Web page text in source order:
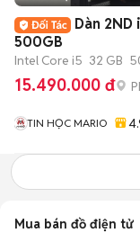
Dàn 2ND
500GB
Intel Core i5 32 GB
15.490.000 đ
TIN HỌC MARIO
Mua bán đồ điện tử